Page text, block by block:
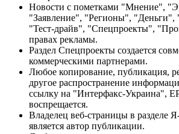
Новости с пометками "Мнение",
"Заявление", "Регионы",
"Тест-драйв", "Спецпроекты",
правах рекламы.
Раздел Спецпроекты создается
коммерческими партнерами.
Любое копирование, публикация,
другое распространение
ссылку на "Интерфакс-Украина",
воспрещается.
Владелец веб-страницы в разделе
является автор публикации.